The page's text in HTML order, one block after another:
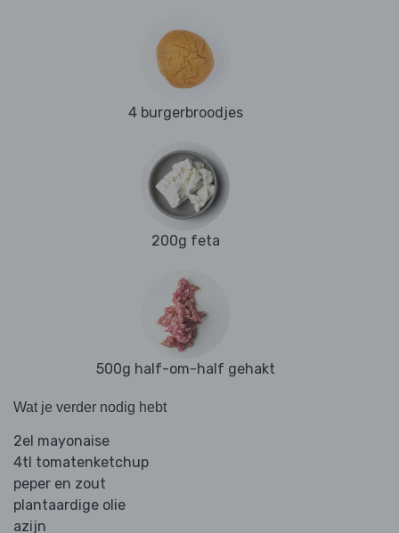
4 burgerbroodjes
200g feta
500g half-om-half gehakt
Wat je verder nodig hebt
2el mayonaise
4tl tomatenketchup
peper en zout
plantaardige olie
azijn